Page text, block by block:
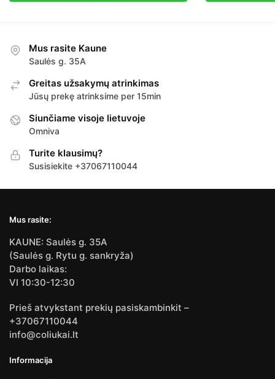
Mus rasite Kaune
Saulės g. 35A
Greitas užsakymų atrinkimas
Jūsų prekę atrinksime per 15min
Siunčiame visoje lietuvoje
Omniva
Turite klausimų?
Susisiekite +37067110044
Mus rasite:
KAUNE: Saulės g. 35A
(Saulės g. Rytu g. sankryža)
Darbo laikas:
VI 10:30-12:30
Prieš atvykstant prekių pasiskambinkit –
+37067110044
info@coliukai.lt
Informacija